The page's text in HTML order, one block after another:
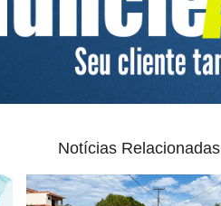
Notícias Relacionadas